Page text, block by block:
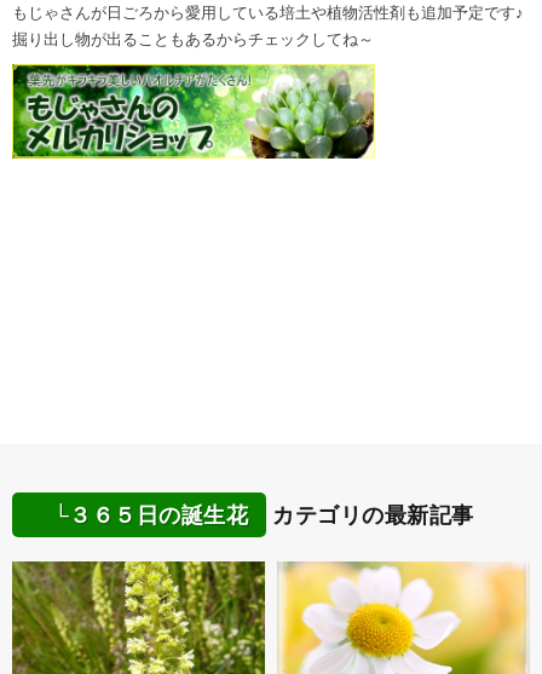
もじゃさんが日ごろから愛用している培土や植物活性剤も追加予定です♪
掘り出し物が出ることもあるからチェックしてね～
└３６５日の誕生花 カテゴリの最新記事